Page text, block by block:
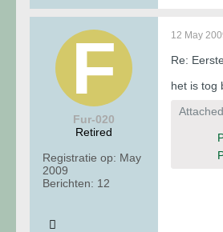
Fur-020
Retired
Registratie op: May
2009
Berichten: 12
12 May
Re:
het is tog